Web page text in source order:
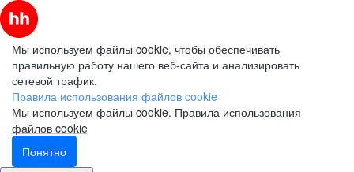
Мы используем файлы cookie, чтобы обеспечивать
правильную работу нашего веб-сайта и анализировать
сетевой трафик.
Правила использования файлов cookie
Мы используем файлы cookie. Правила использования
файлов cookie
Понятно